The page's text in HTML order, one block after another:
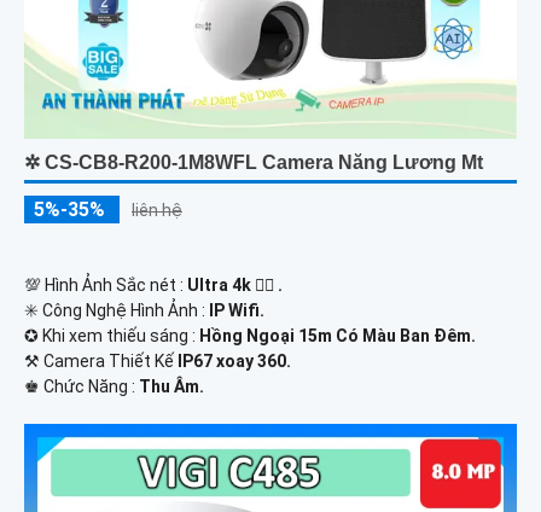
✲ CS-CB8-R200-1M8WFL Camera Năng Lương Mt
5%-35% liên hệ
💯 Hình Ảnh Sắc nét : Ultra 4k 👍🏾 .
✳️ Công Nghệ Hình Ảnh :
IP Wifi.
✪ Khi xem thiếu sáng : Hồng Ngoại 15m Có Màu Ban Ðêm.
⚒ Camera Thiết Kế
IP67 xoay 360.
️♚ Chức Năng : Thu Âm.